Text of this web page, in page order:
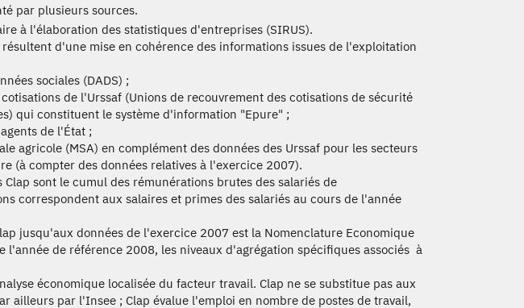
par plusieurs sources.
à l'élaboration des statistiques d'entreprises (SIRUS).
d'une mise en cohérence des informations issues de l'exploitation
sociales (DADS) ;
de l'Urssaf (Unions de recouvrement des cotisations de sécurité
qui constituent le système d'information "Epure" ;
de l'État ;
agricole (MSA) en complément des données des Urssaf pour les secteurs
(à compter des données relatives à l'exercice 2007).
sont le cumul des rémunérations brutes des salariés de
correspondent aux salaires et primes des salariés au cours de l'année
jusqu'aux données de l'exercice 2007 est la Nomenclature Economique
l'année de référence 2008, les niveaux d'agrégation spécifiques associés à
économique localisée du facteur travail. Clap ne se substitue pas aux
ailleurs par l'Insee ; Clap évalue l'emploi en nombre de postes de travail,